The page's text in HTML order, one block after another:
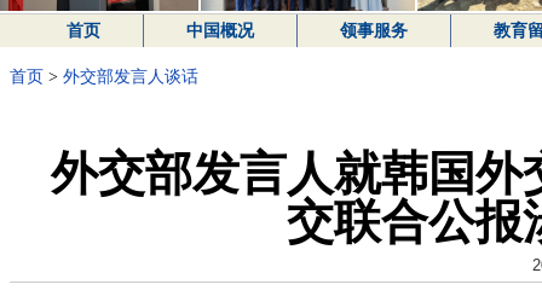
首页 中国概况 领事服务 教育
首页 > 外交部发言人谈话
外交部发言人就韩国
交联合公报